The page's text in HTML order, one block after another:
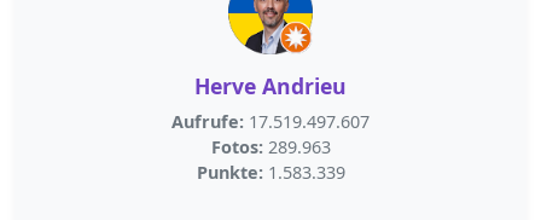
Herve Andrieu
Aufrufe: 17.519.497.607
Fotos: 289.963
Punkte: 1.583.339